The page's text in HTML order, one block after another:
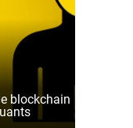
blockchain